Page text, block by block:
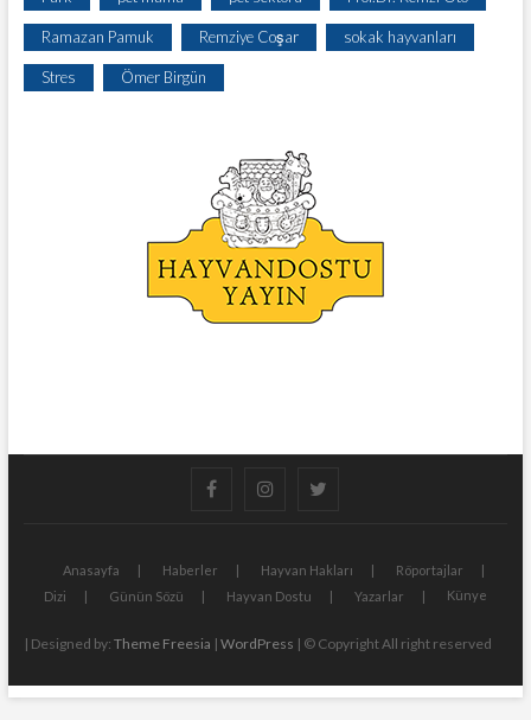
Ramazan Pamuk Remziye Coşar sokak hayvanları
Stres Ömer Birgün
facebookinstagram
Anasayfa Haberler Hayvan Hakları
Röportajlar
Dizi
Günün Sözü Hayvan Dostu Yazarlar Künye
| Designed by: Theme Freesia | WordPress | © Copyright All right reserved